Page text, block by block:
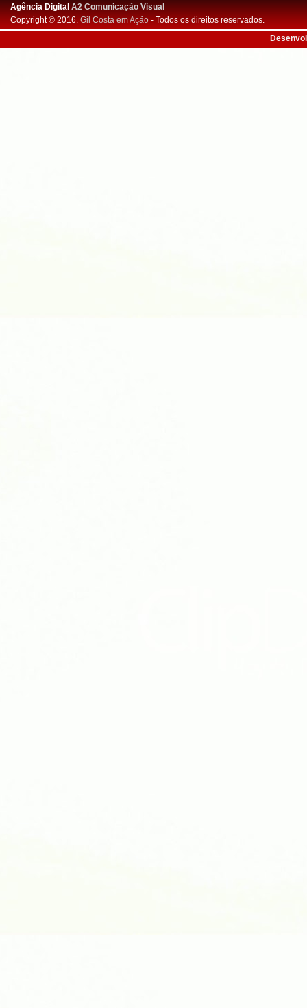
Agência DigitalA2 Comunicação Visual
Copyright © 2016. Gil Costa em Ação - Todos os direitos reservados.